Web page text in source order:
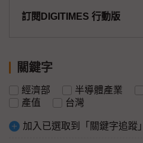
訂閱DIGITIMES 行動版
關鍵字
經濟部 半導體產業
產值
台灣
加入已選取到「關鍵字追蹤」